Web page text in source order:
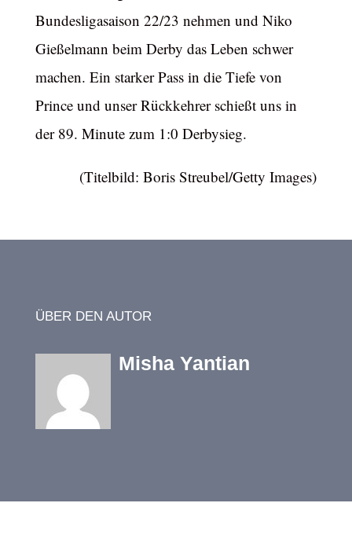
Bundesligasaison 22/23 nehmen und Niko
Gießelmann beim Derby das Leben schwer
machen. Ein starker Pass in die Tiefe von
Prince und unser Rückkehrer schießt uns in
der 89. Minute zum 1:0 Derbysieg.
(Titelbild: Boris Streubel/Getty Images)
ÜBER DEN AUTOR
Misha Yantian